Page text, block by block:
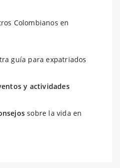
Colombianos en
guía para expatriados
y actividades
sobre la vida en